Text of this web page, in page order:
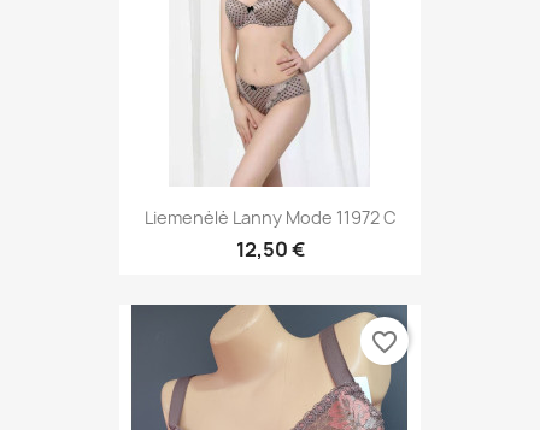
Liemenėlė Lanny Mode 11972 C
12,50 €
favorite_border